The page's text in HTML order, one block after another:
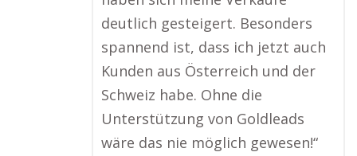
deutlich gesteigert. Besonders
spannend ist, dass ich jetzt auch
Kunden aus Österreich und der
Schweiz habe. Ohne die
Unterstützung von Goldleads
wäre das nie möglich gewesen!“